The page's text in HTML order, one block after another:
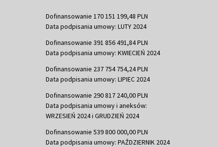
Dofinansowanie 170 151 199,48 PLN
Data podpisania umowy: LUTY 2024
Dofinansowanie 391 856 491,84 PLN
Data podpisania umowy: KWIECIEŃ 2024
Dofinansowanie 237 754 754,24 PLN
Data podpisania umowy: LIPIEC 2024
Dofinansowanie 290 817 240,00 PLN
Data podpisania umowy i aneksów:
WRZESIEŃ 2024 i GRUDZIEŃ 2024
Dofinansowanie 539 800 000,00 PLN
Data podpisania umowy: PAŹDZIERNIK 2024